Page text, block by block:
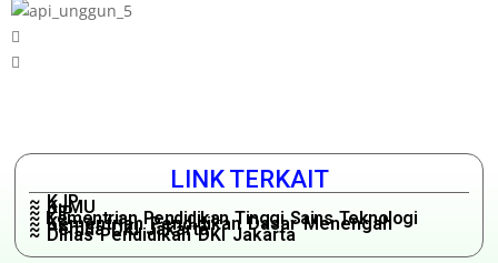
LINK TERKAIT
~ KJP
~ KJMU
~ PIP
~ Kementrian Pendidikan Tinggi Sains Teknologi
~ Kementrian Pendidikan Dasar Menengah
~ Pemda DKI Jakarta
~ Dinas Pendidikan DKI Jakarta